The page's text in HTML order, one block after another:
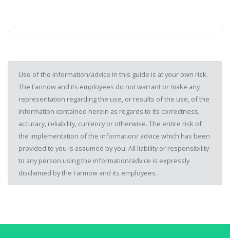
Use of the information/advice in this guide is at your own risk.
The Farmow and its employees do not warrant or make any
representation regarding the use, or results of the use, of the
information contained herein as regards to its correctness,
accuracy, reliability, currency or otherwise. The entire risk of
the implementation of the information/ advice which has been
provided to you is assumed by you. All liability or responsibility
to any person using the information/advice is expressly
disclaimed by the Farmow and its employees.